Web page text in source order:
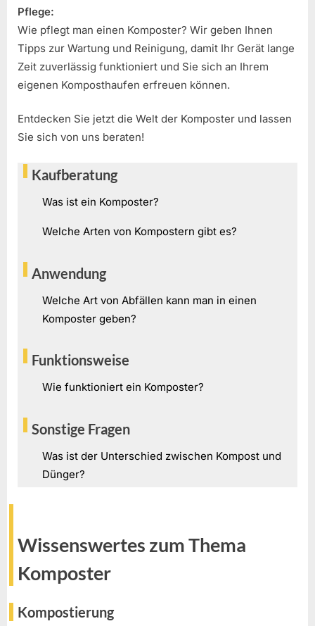
Pflege:
Wie pflegt man einen Komposter? Wir geben Ihnen
Tipps zur Wartung und Reinigung, damit Ihr Gerät lange
Zeit zuverlässig funktioniert und Sie sich an Ihrem
eigenen Komposthaufen erfreuen können.
Entdecken Sie jetzt die Welt der Komposter und lassen
Sie sich von uns beraten!
Kaufberatung
Was ist ein Komposter?
Welche Arten von Kompostern gibt es?
Anwendung
Welche Art von Abfällen kann man in einen
Komposter geben?
Funktionsweise
Wie funktioniert ein Komposter?
Sonstige Fragen
Was ist der Unterschied zwischen Kompost und
Dünger?
Wissenswertes zum Thema
Komposter
Kompostierung